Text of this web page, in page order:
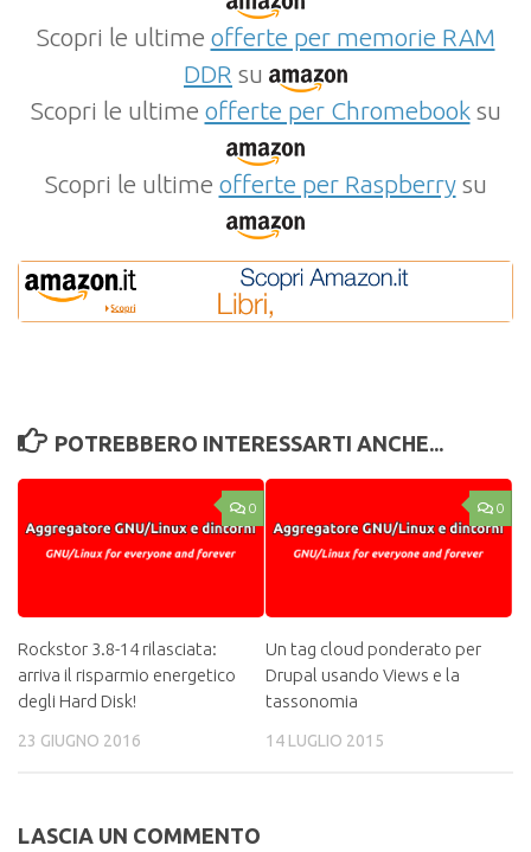
Scopri le ultime offerte per memorie RAM
DDR su
Scopri le ultime offerte per Chromebooksu
Scopri le ultime offerte per Raspberrysu
POTREBBERO INTERESSARTI ANCHE...
0
Rockstor 3.8-14 rilasciata:
arriva il risparmio energetico
degli Hard Disk!
23 GIUGNO 2016
0
Un tag cloud ponderato per
Drupal usando Views e la
tassonomia
14 LUGLIO 2015
LASCIA UN COMMENTO